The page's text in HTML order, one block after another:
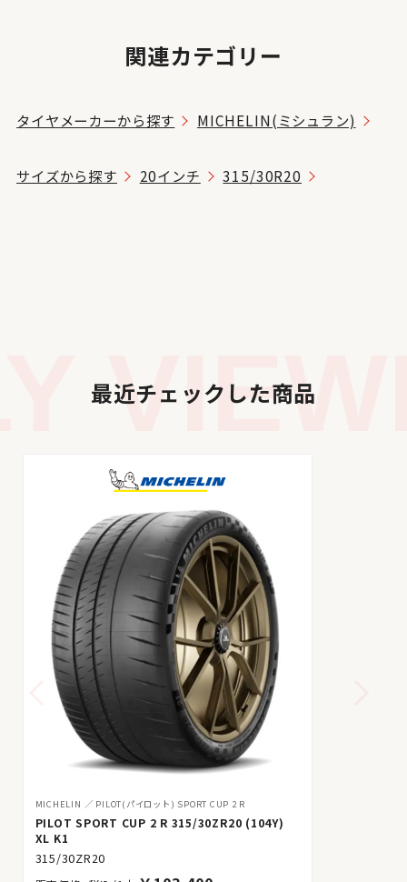
関連カテゴリー
タイヤメーカーから探す MICHELIN(ミシュラン)
サイズから探す 20インチ 315/30R20
最近チェックした商品
MICHELIN PILOT(パイロット) SPORT CUP 2 R
PILOT SPORT CUP 2 R 315/30ZR20 (104Y)
XL K1
315/30ZR20